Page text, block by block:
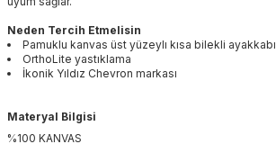
Neden Tercih Etmelisin
Pamuklu kanvas üst yüzeylı kısa bilekli ayakkabı
OrthoLite yastıklama
İkonik Yıldız Chevron markası
Materyal Bilgisi
%100 KANVAS